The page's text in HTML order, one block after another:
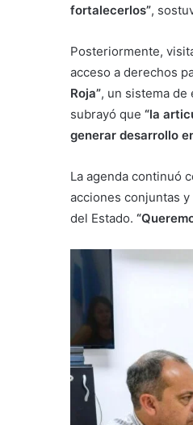
fortalecerlos”,
Posteriormente,
acceso a derechos
Roja”, un sistema
subrayó que “la
generar desarrollo
La agenda continuó
acciones conjuntas
del Estado.